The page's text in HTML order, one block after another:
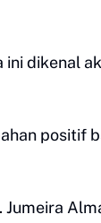
ini dikenal
positif
Jumeira